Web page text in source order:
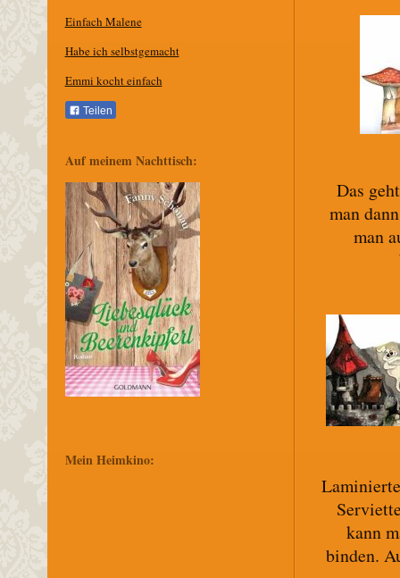
Das
man
man
kann
binden.
Einfach Malene
Habe ich selbstgemacht
Emmi kocht einfach
Teilen
Auf meinem Nachttisch:
Mein Heimkino: